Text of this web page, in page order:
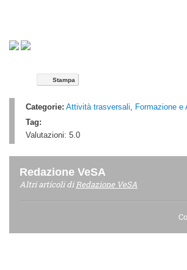
Stampa
Categorie: Attività trasversali
Formazione e
Tag:
Valutazioni: 5.0
Redazione VeSA
Altri articoli diRedazione VeSA